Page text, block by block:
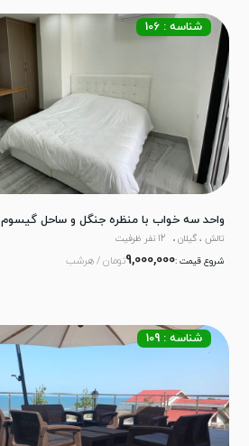
واحد سه خواب با منظره جنگل و ساحل گیسوم
شناسه : 106
تالش ، گیلان
12 نفر ظرفیت
شروع قیمت :9,000,000تومان / هرشب
شناسه : 109